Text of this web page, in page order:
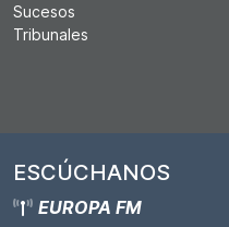
Sucesos
Tribunales
ESCÚCHANOS
EUROPA FM